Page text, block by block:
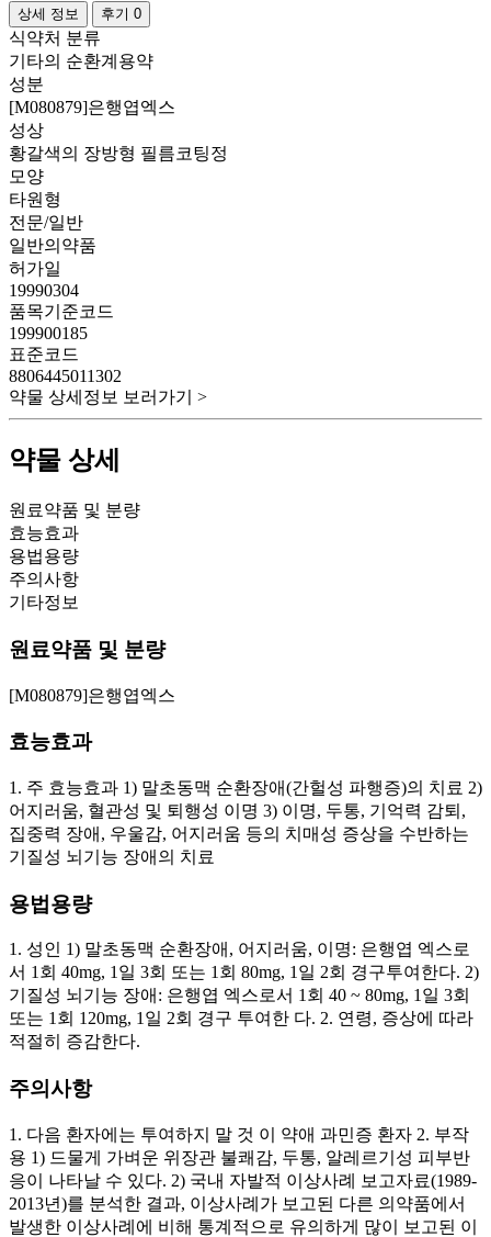
상세 정보 후기 0
식약처 분류
기타의 순환계용약
성분
[M080879]은행엽엑스
성상
황갈색의 장방형 필름코팅정
모양
타원형
전문/일반
일반의약품
허가일
19990304
품목기준코드
199900185
표준코드
8806445011302
약물 상세정보 보러가기 >
약물 상세
원료약품 및 분량
효능효과
용법용량
주의사항
기타정보
원료약품 및 분량
[M080879]은행엽엑스
효능효과
1. 주 효능효과 1) 말초동맥 순환장애(간헐성 파행증)의 치료 2)
어지러움, 혈관성 및 퇴행성 이명 3) 이명, 두통, 기억력 감퇴,
집중력 장애, 우울감, 어지러움 등의 치매성 증상을 수반하는
기질성 뇌기능 장애의 치료
용법용량
1. 성인 1) 말초동맥 순환장애, 어지러움, 이명: 은행엽 엑스로
서 1회 40mg, 1일 3회 또는 1회 80mg, 1일 2회 경구투여한다. 2)
기질성 뇌기능 장애: 은행엽 엑스로서 1회 40 ~ 80mg, 1일 3회
또는 1회 120mg, 1일 2회 경구 투여한 다. 2. 연령, 증상에 따라
적절히 증감한다.
주의사항
1. 다음 환자에는 투여하지 말 것 이 약애 과민증 환자 2. 부작
용 1) 드물게 가벼운 위장관 불쾌감, 두통, 알레르기성 피부반
응이 나타날 수 있다. 2) 국내 자발적 이상사례 보고자료(1989-
2013년)를 분석한 결과, 이상사례가 보고된 다른 의약품에서
발생한 이상사례에 비해 통계적으로 유의하게 많이 보고된 이